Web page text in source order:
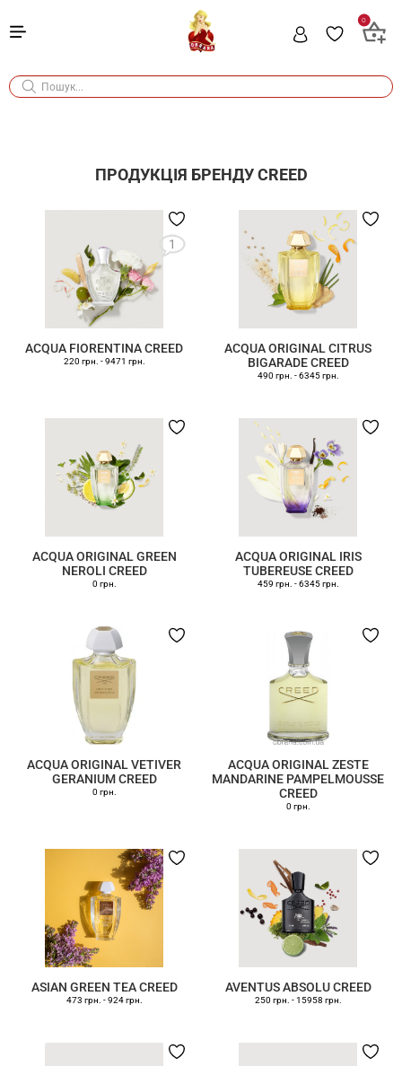
0
ПРОДУКЦІЯ БРЕНДУCREED
1
ACQUA FIORENTINA CREED
220 грн. -9471 грн.
ACQUA ORIGINAL CITRUS
BIGARADE CREED
490 грн. -6345 грн.
ACQUA ORIGINAL GREEN
NEROLI CREED
0 грн.
ACQUA ORIGINAL IRIS
TUBEREUSE CREED
459 грн. -6345 грн.
ACQUA ORIGINAL VETIVER
GERANIUM CREED
0 грн.
ACQUA ORIGINAL ZESTE
MANDARINE PAMPELMOUSSE
CREED
0 грн.
ASIAN GREEN TEA CREED
473 грн. -924 грн.
AVENTUS ABSOLU CREED
250 грн. -15958 грн.